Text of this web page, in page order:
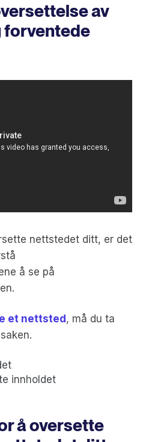
av
forventede
nettstedet ditt, er det
å se på
et nettsted , må du ta
innholdet
å oversette